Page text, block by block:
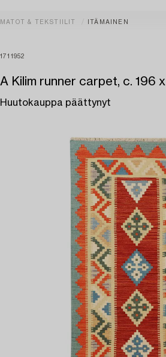
MATOT & TEKSTIILIT ITÄMAINEN
1711952
A Kilim runner carpet, c. 196
Huutokauppa päättynyt